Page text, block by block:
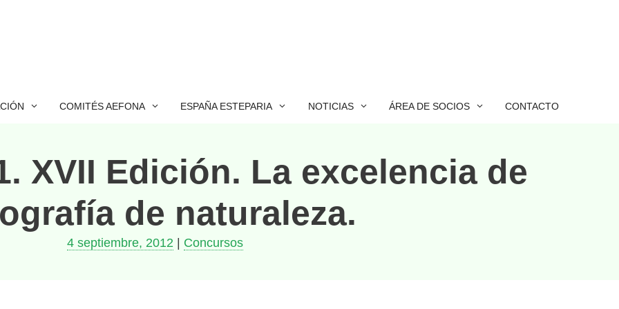
COMITÉS AEFONA ESPAÑA ESTEPARIA NOTICIAS ÁREA DE SOCIOS CONTACTO
XVII Edición. La excelencia de
de naturaleza.
4 septiembre, 2012| Concursos